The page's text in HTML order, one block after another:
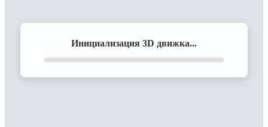
Инициализация 3D движка...